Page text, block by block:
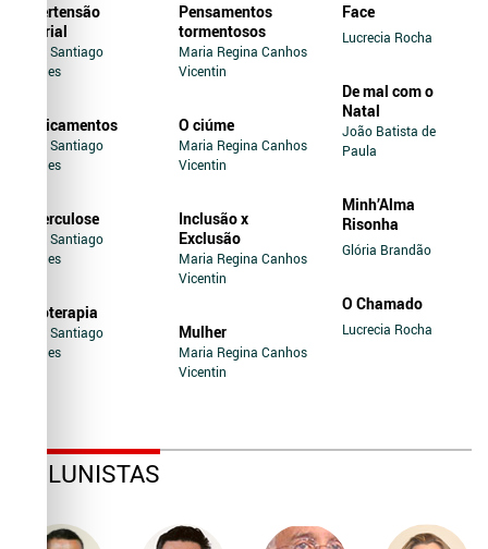
Hipertensão
Arterial
Jairo Santiago
Novaes
Medicamentos
Jairo Santiago
Novaes
Tuberculose
Jairo Santiago
Novaes
Soroterapia
Jairo Santiago
Novaes
Pensamentos
tormentosos
Maria Regina Canhos
Vicentin
O ciúme
Maria Regina Canhos
Vicentin
Inclusão x
Exclusão
Maria Regina Canhos
Vicentin
Mulher
Maria Regina Canhos
Vicentin
Face
Lucrecia Rocha
De mal com o
Natal
João Batista de
Paula
Minh’Alma
Risonha
Glória Brandão
O Chamado
Lucrecia Rocha
COLUNISTAS